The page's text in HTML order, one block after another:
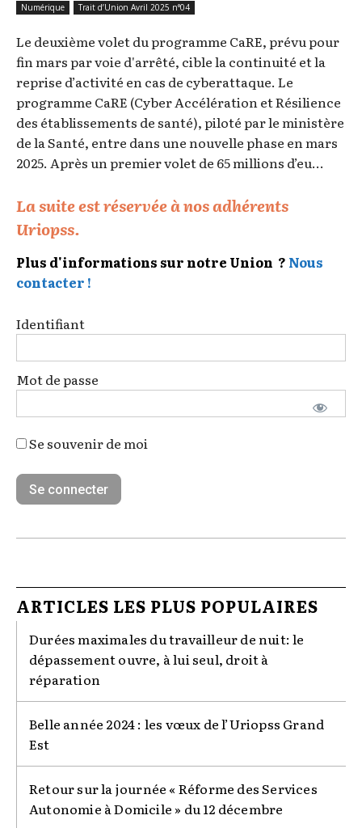
Numérique Trait d’Union Avril 2025 n°04
Le deuxième volet du programme CaRE, prévu pour
fin mars par voie d'arrêté, cible la continuité et la
reprise d’activité en cas de cyberattaque. Le
programme CaRE (Cyber Accélération et Résilience
des établissements de santé), piloté par le ministère
de la Santé, entre dans une nouvelle phase en mars
2025. Après un premier volet de 65 millions d’eu...
La suite est réservée à nos adhérents
Uriopss.
Plus d'informations sur notre Union ? Nous
contacter !
Identifiant
Mot de passe
Se souvenir de moi
ARTICLES LES PLUS POPULAIRES
Durées maximales du travailleur de nuit: le
dépassement ouvre, à lui seul, droit à
réparation
Belle année 2024 : les vœux de l’Uriopss Grand
Est
Retour sur la journée « Réforme des Services
Autonomie à Domicile » du 12 décembre